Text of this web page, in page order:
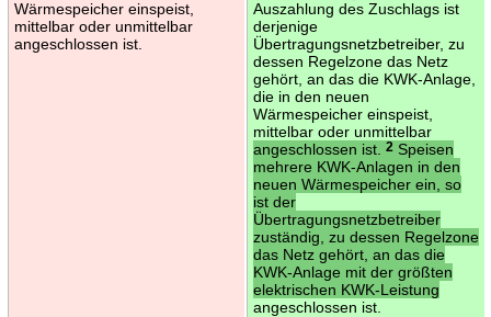
Wärmespeicher einspeist,
mittelbar oder unmittelbar
angeschlossen ist.
Auszahlung des Zuschlags ist
derjenige
Übertragungsnetzbetreiber, zu
dessen Regelzone das Netz
gehört, an das die KWK-Anlage,
die in den neuen
Wärmespeicher einspeist,
mittelbar oder unmittelbar
angeschlossen ist.
2Speisen
mehrere KWK-Anlagen in den
neuen Wärmespeicher ein, so
ist der
Übertragungsnetzbetreiber
zuständig, zu dessen Regelzone
das Netz gehört, an das die
KWK-Anlage mit der größten
elektrischen KWK-Leistung
angeschlossen ist.